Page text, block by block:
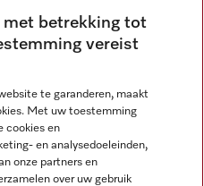
betrekking tot
vereist
te garanderen, maakt
Met uw toestemming
cookies en
en analysedoeleinden,
onze partners en
over uw gebruik